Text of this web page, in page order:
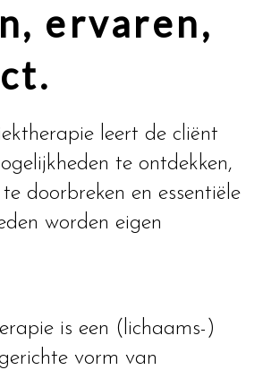
ervaren,
leert de cliënt
te ontdekken,
doorbreken en essentiële
worden eigen
is een (lichaams-)
vorm van